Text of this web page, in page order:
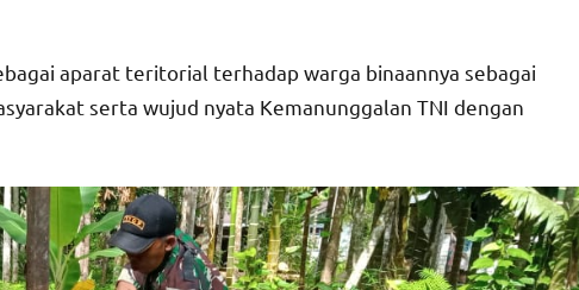
aparat teritorial terhadap warga binaannya sebagai
serta wujud nyata Kemanunggalan TNI dengan